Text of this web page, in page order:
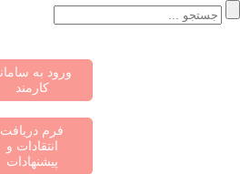
ورود به سامانه
کارمند
فرم دریافت
انتقادات و
پیشنهادات